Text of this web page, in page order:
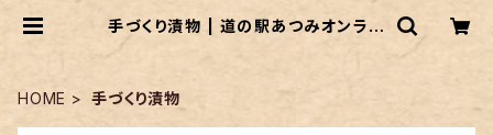
手づくり漬物 | 道の駅あつみオンライ
HOME 手づくり漬物